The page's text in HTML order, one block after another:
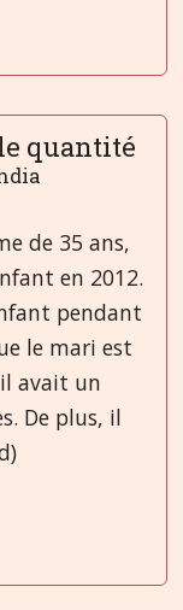
quantité
de 35 ans,
en 2012.
pendant
le mari est
avait un
De plus, il